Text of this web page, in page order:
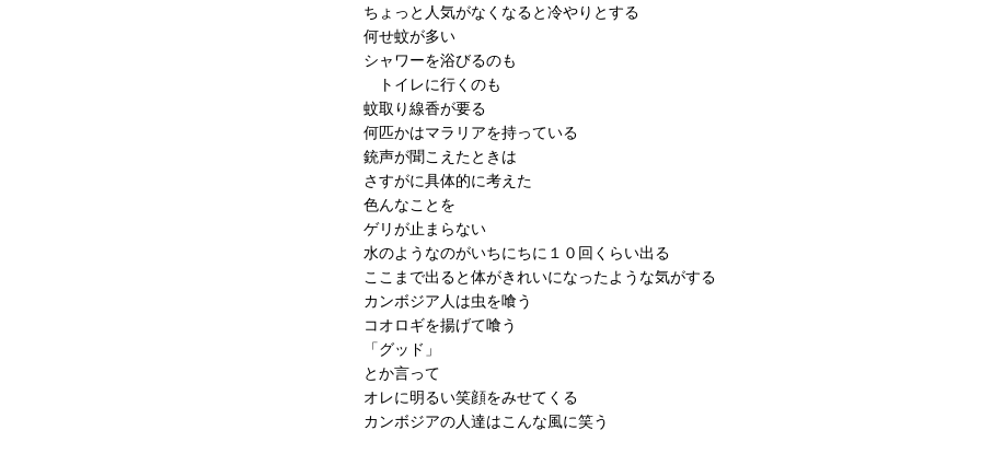
ちょっと人気がなくなると冷やりとする
何せ蚊が多い
シャワーを浴びるのも
トイレに行くのも
蚊取り線香が要る
何匹かはマラリアを持っている
銃声が聞こえたときは
さすがに具体的に考えた
色んなことを
ゲリが止まらない
水のようなのがいちにちに１０回くらい出る
ここまで出ると体がきれいになったような気がする
カンボジア人は虫を喰う
コオロギを揚げて喰う
「グッド」
とか言って
オレに明るい笑顔をみせてくる
カンボジアの人達はこんな風に笑う